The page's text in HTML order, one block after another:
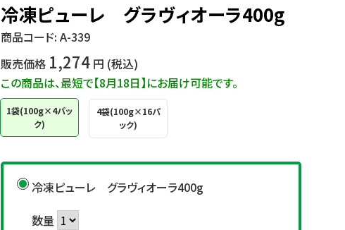
冷凍ピューレ グラヴィオーラ400g
商品コード: A-339
販売価格 1,274 円 (税込)
この商品は、最短で【8月18日】にお届け可能です。
1袋(100g×4パッ
ク)
4袋(100g×16パ
ック)
冷凍ピューレ グラヴィオーラ400g
数量